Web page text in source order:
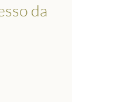
da